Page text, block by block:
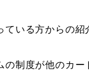
いる方からの紹
制度が他のカ